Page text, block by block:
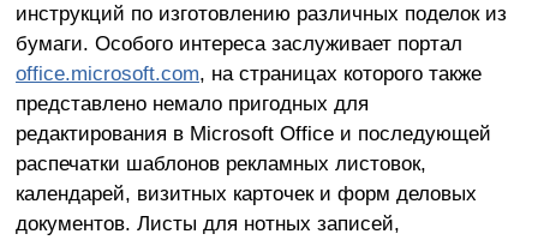
инструкций по изготовлению различных поделок из
бумаги. Особого интереса заслуживает портал
office.microsoft.com, на страницах которого также
представлено немало пригодных для
редактирования в Microsoft Office и последующей
распечатки шаблонов рекламных листовок,
календарей, визитных карточек и форм деловых
документов. Листы для нотных записей,